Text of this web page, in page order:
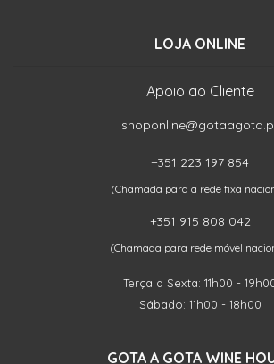
LOJA ONLINE
Apoio ao Cliente
+351 223 197 854
(Chamada para a rede fixa
+351 915 808 042
(Chamada para rede móvel
Terça a Sexta: 11h00 -
Sábado: 11h00 - 18h00
GOTA A GOTA WINE